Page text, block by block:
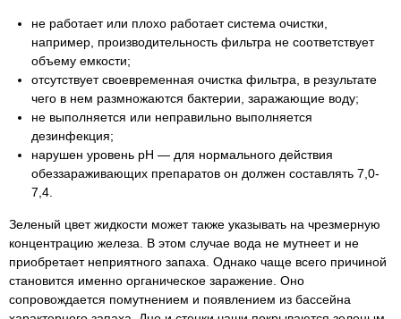
не работает или плохо работает система очистки,
например, производительность фильтра не соответствует
объему емкости;
отсутствует своевременная очистка фильтра, в результате
чего в нем размножаются бактерии, заражающие воду;
не выполняется или неправильно выполняется
дезинфекция;
нарушен уровень pH — для нормального действия
обеззараживающих препаратов он должен составлять 7,0-
7,4.
Зеленый цвет жидкости может также указывать на чрезмерную
концентрацию железа. В этом случае вода не мутнеет и не
приобретает неприятного запаха. Однако чаще всего причиной
становится именно органическое заражение. Оно
сопровождается помутнением и появлением из бассейна